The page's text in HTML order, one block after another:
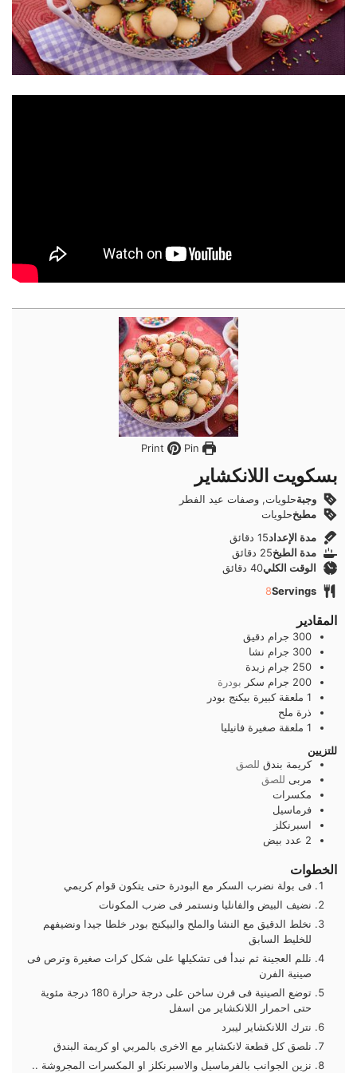
Pin
بسكويت اللانكشاير
وجبةحلويات, وصفات عيد الفطر
مطبخحلويات
مدة الإعداد15دقائق
دقائق
مدة الطبخ25 دقائق
دقائق
الوقت الكلي40دقائق
دقائق
Servings
8
المقادير
300 جرام دقيق
300 جرام نشا
250 جرام زبدة
200 جرام سكر بودرة
1 ملعقة كبيرة بيكنج بودر
ذرة ملح
1 ملعقة صغيرة فانيليا
للتزيين
كريمة بندق للصق
مربى للصق
مكسرات
فرماسيل
اسبرنكلز
2 عدد بيض
الخطوات
فى بولة نضرب السكر مع البودرة حتى يتكون قوام كريمي
نضيف البيض والفانليا ونستمر فى ضرب المكونات
نخلط الدقيق مع النشا والملح والبيكنج بودر خلطا جيدا ونضيفهم
للخليط السابق
نللم العجينة ثم نبدأ فى تشكيلها على شكل كرات صغيرة وترص فى
صينية الفرن
توضع الصينية فى فرن ساخن على درجة حرارة 180 درجة مئوية
حتى احمرار اللانكشاير من اسفل
نترك اللانكشاير ليبرد
نلصق كل قطعة لانكشاير مع الاخرى بالمربي او كريمة البندق
نزين الجوانب بالفرماسيل والاسبرنكلز او المكسرات المجروشة ..